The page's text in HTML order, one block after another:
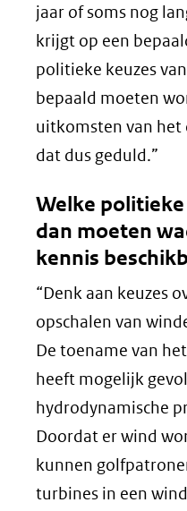
jaar of soms nog
krijgt op een
politieke keuzes
bepaald moeten
uitkomsten van het
dat dus geduld.”
Welke
dan moeten
kennis
“Denk aan keuzes
opschalen van
De toename van
heeft mogelijk
hydrodynamische
Doordat er wind
kunnen
turbines in een